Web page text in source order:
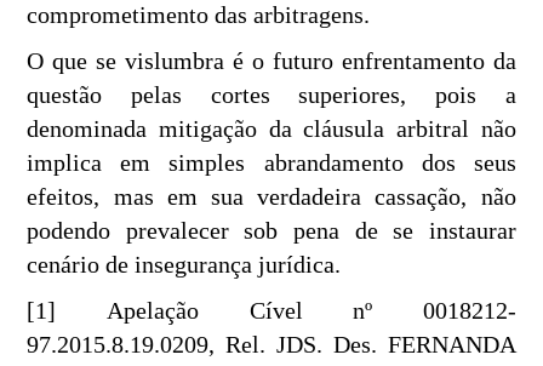
comprometimento das arbitragens.
O que se vislumbra é o futuro enfrentamento da
questão pelas cortes superiores, pois a
denominada mitigação da cláusula arbitral não
implica em simples abrandamento dos seus
efeitos, mas em sua verdadeira cassação, não
podendo prevalecer sob pena de se instaurar
cenário de insegurança jurídica.
[1] Apelação Cível nº 0018212-
97.2015.8.19.0209, Rel. JDS. Des. FERNANDA